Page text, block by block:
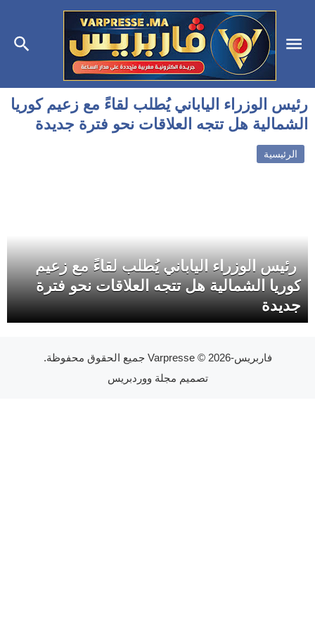
رئيس الوزراء الياباني يُطلب لقاءً مع زعيم كوريا
الشمالية هل تتجه العلاقات نحو فترة جديدة
الرئيسية
رئيس الوزراء الياباني يُطلب لقاءً مع زعيم
كوريا الشمالية هل تتجه العلاقات نحو فترة
جديدة
فاربريس-Varpresse© 2026 جميع الحقوق محفوظة.
تصميم مجلة ووردبريس